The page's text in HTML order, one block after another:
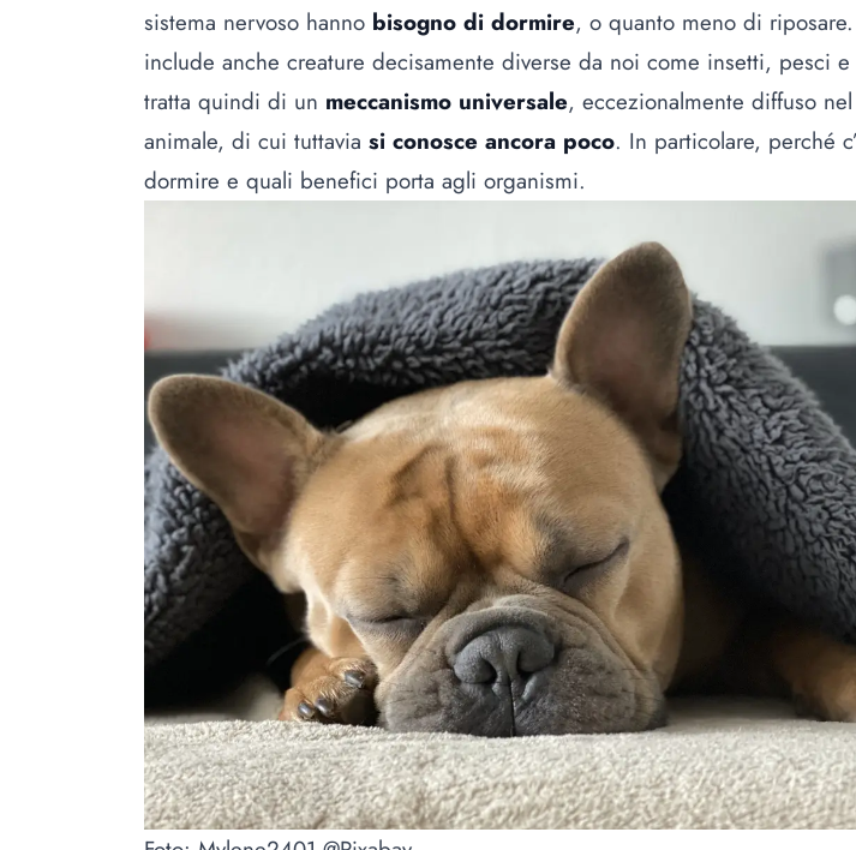
sistema nervoso hanno bisogno di dormire, o quanto meno di
include anche creature decisamente diverse da noi come insetti, pesci
tratta quindi di un meccanismo universale, eccezionalmente diffuso
animale, di cui tuttavia si conosce ancora poco. In particolare, perché
dormire e quali benefici porta agli organismi.